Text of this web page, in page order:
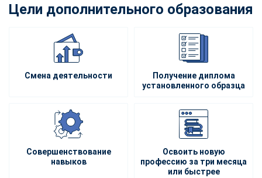
Цели дополнительного образования
Смена деятельности
Получение диплома
установленного образца
Совершенствование
навыков
Освоить новую
профессию за три месяца
или быстрее